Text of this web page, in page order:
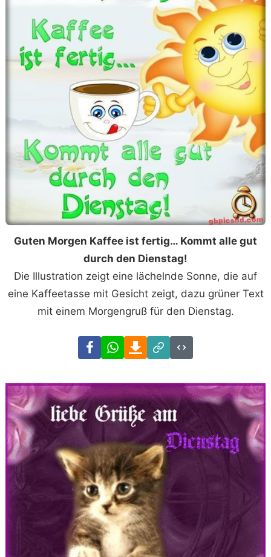
Guten Morgen Kaffee ist fertig… Kommt alle gut
durch den Dienstag!
Die Illustration zeigt eine lächelnde Sonne, die auf
eine Kaffeetasse mit Gesicht zeigt, dazu grüner Text
mit einem Morgengruß für den Dienstag.
FacebookWhatsAppDownload
Link
Code